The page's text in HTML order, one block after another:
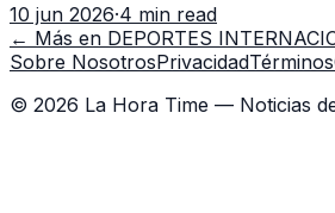
meterse en cuartos de final.
10 jun 2026·4 min read
← Más en DEPORTES
Sobre NosotrosPrivacidadTérminos
© 2026 La Hora Time — Noticias